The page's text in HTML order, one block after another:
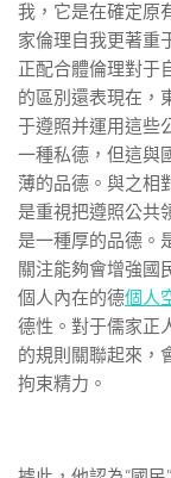
我，它是在確定原
家倫理自我更著重
正配合體倫理對于
的區別還表現在，
于遵照并運用這些
一種私德，但這與
薄的品德。與之相
是重視把遵照公共
是一種厚的品德。
關注能夠會增強國
個人內在的德個人
德性。對于儒家正
的規則關聯起來，
拘束精力。